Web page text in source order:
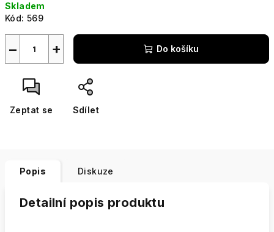
cena:
Skladem
Kód: 569
+
− Do košíku
Zeptat se Sdílet
Popis Diskuze
Detailní popis produktu